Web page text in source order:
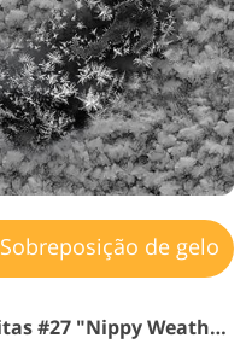
Sobreposição de gelo
Sobreposições de gelo gratuitas #27 "Nippy Weather"